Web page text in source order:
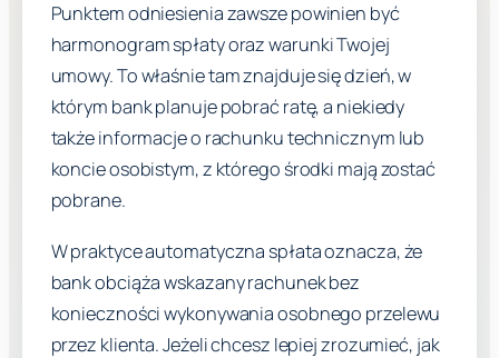
Punktem odniesienia zawsze powinien być
harmonogram spłaty oraz warunki Twojej
umowy. To właśnie tam znajduje się dzień, w
którym bank planuje pobrać ratę, a niekiedy
także informacje o rachunku technicznym lub
koncie osobistym, z którego środki mają zostać
pobrane.
W praktyce automatyczna spłata oznacza, że
bank obciąża wskazany rachunek bez
konieczności wykonywania osobnego przelewu
przez klienta. Jeżeli chcesz lepiej zrozumieć, jak